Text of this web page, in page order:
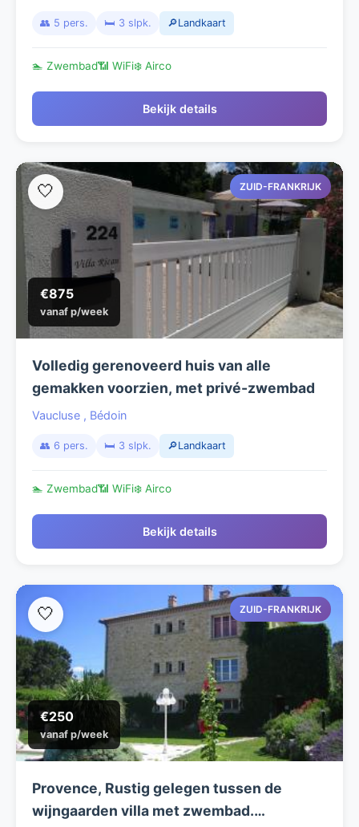
29 augustus aan 50%
👥 5 pers. 🛏️ 3 slpk. 🔎Landkaart
🏊 Zwembad📶 WiFi❄️ Airco
Bekijk details
ZUID-FRANKRIJK
€875
vanaf p/week
🤍
Volledig gerenoveerd huis van alle
gemakken voorzien, met privé-zwembad
Vaucluse , Bédoin
👥 6 pers. 🛏️ 3 slpk. 🔎Landkaart
🏊 Zwembad📶 WiFi❄️ Airco
Bekijk details
ZUID-FRANKRIJK
€250
vanaf p/week
🤍
Provence, Rustig gelegen tussen de
wijngaarden villa met zwembad.